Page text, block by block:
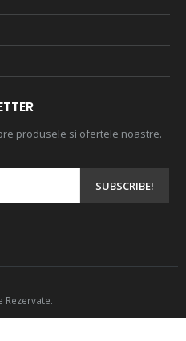
produsele si ofertele noastre.